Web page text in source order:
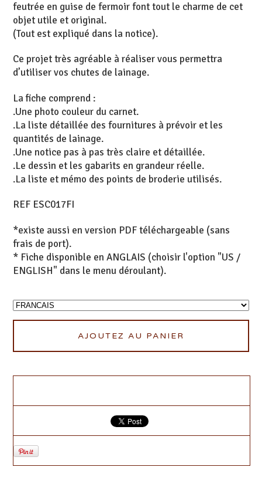
feutrée en guise de fermoir font tout le charme de cet
objet utile et original.
(Tout est expliqué dans la notice).
Ce projet très agréable à réaliser vous permettra
d’utiliser vos chutes de lainage.
La fiche comprend :
.Une photo couleur du carnet.
.La liste détaillée des fournitures à prévoir et les
quantités de lainage.
.Une notice pas à pas très claire et détaillée.
.Le dessin et les gabarits en grandeur réelle.
.La liste et mémo des points de broderie utilisés.
REF ESC017FI
*existe aussi en version PDF téléchargeable (sans
frais de port).
* Fiche disponible en ANGLAIS (choisir l'option "US /
ENGLISH" dans le menu déroulant).
AJOUTEZ AU PANIER